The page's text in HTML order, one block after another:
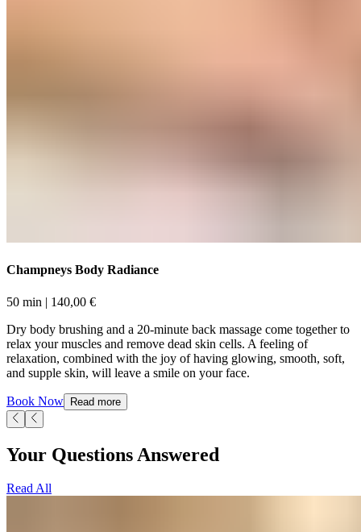
Champneys Body Radiance​​​​‌ ‍ ​‍​‍‌‍ ‌ ​‍‌‍‍‌‌‍‌ ‌‍‍‌‌‍ ‍​‍​‍​ ‍‍​‍​‍‌ ​ ‌‍​‌‌‍ ‍‌‍‍‌‌ ‌​‌ ‍‌​‍ ‍‌‍‍‌‌‍ ​‍​‍​‍ ​​‍​‍‌‍‍​‌ ​‍‌‍‌‌‌‍‌‍​‍​‍​ ‍‍​‍​‍‌‍‍​‌ ‌​‌ ‌​‌ ​​‌ ​ ​ ‍‍​‍ ​‍ ‌‍ ​​‍ ‌‌‍​‌‌‍ ‍‌‍‌​​‍ ‌‌ ​‍​‍ ‌‌‍‍​‌‍ ‌ ‌​‌‍‌‌‌‍ ​‌ ​ ​‍ ‌‌ ​ ‌ ‌​‌ ‌‌‌‍‌​‌‍‍‌‌‍ ​‍ ‍‌ ‌‍‌‍‌‌‌ ​‍‌‍​ ‌‍‌‌‌‍ ​​‍ ‍‌‍​‌‌ ​​‌ ​​​‍ ‌‍‍‌‌‍ ‍‌ ‌​‌‍‌‌‌‍ ‍‌ ‌​​‍ ‌‍‌‌‌‍‌​‌‍‍‌‌ ‌​​‍ ‌‍ ‌‌‍ ‌‍‌​‌‍‌‌​ ‌‌ ​​‌ ​‍‌‍‌‌‌ ​ ‌‍‌‌‌‍ ‍‌ ‌​‌‍​‌‌ ‌​‌‍‍‌‌‍ ‌‍ ‍​ ‍ ‌‍‍‌‌‍‌​​ ‌​ ‌‍​ ‌​‌‍​ ​ ‍‌‌‍‌​‌‍‌‍‌‍​‍‌‍​‌​‍ ‌‌‍​‍​ ​‌​ ​‍​ ‍‌​‍ ‌​ ‌​​ ‌‍‌‍‌​​ ‌‍​‍ ‌​ ‍‌‌‍‌‍​ ​‍‌‍‌‍​‍ ‌​ ‌​​ ‍‌‌‍‌‌​ ‌‌‌‍‌‍​ ​‍​ ​‍‌‍​ ​ ​‍​ ​​​ ‌​​ ‌ ​ ‍ ‌ ‌​‌ ‍‌‌ ​​‌‍‌‌​ ‌‌‍‍​‌‍ ‌ ‌​‌‍‌‌‌‍ ​‌‌‌​‌ ​‍‌‍‌‌‌‍​‌‌ ‌​‌‍ ‌‌‍‌‌‌‍ ‍‌ ‌​​ ‍ ‌ ​​‌‍​‌‌ ‌​‌‍‍​​ ‌‌ ‌​‌‍‍‌‌ ‌​‌‍ ​‌‍‌‌​ ‌‍​‍‌‍​‌‌ ​ ‌‍‌‌‌‌‌‌‌ ​‍‌‍ ​​ ‌‌‍‍​‌ ‌​‌ ‌​‌ ​​‌ ​ ​‍‌‌​ ​ ‌​​‌​‍‌‌​ ​‍‌​‌‍​‍‌‌​ ​‍‌​‌‍‌‍ ​​‍ ‌‌‍​‌‌‍ ‍‌‍‌​​‍ ‌‌ ​‍​‍ ‌‌‍‍​‌‍ ‌ ‌​‌‍‌‌‌‍ ​‌ ​ ​‍ ‌‌ ​ ‌ ‌​‌ ‌‌‌‍‌​‌‍‍‌‌‍ ​‍ ‍‌ ‌‍‌‍‌‌‌ ​‍‌‍​ ‌‍‌‌‌‍ ​​‍ ‍‌‍​‌‌ ​​‌ ​​​‍‌‍‌‍‍‌‌‍‌​​ ‌​ ‌‍​ ‌​‌‍​ ​ ‍‌‌‍‌​‌‍‌‍‌‍​‍‌‍​‌​‍ ‌‌‍​‍​ ​‌​ ​‍​ ‍‌​‍ ‌​ ‌​​ ‌‍‌‍‌​​ ‌‍​‍ ‌​ ‍‌‌‍‌‍​ ​‍‌‍‌‍​‍ ‌​ ‌​​ ‍‌‌‍‌‌​ ‌‌‌‍‌‍​ ​‍​ ​‍‌‍​ ​ ​‍​ ​​​ ‌​​ ‌ ​‍‌‍‌ ‌​‌ ‍‌‌ ​​‌‍‌‌​ ‌‌‍‍​‌‍ ‌ ‌​‌‍‌‌‌‍ ​‌‌‌​‌ ​‍‌‍‌‌‌‍​‌‌ ‌​‌‍ ‌‌‍‌‌‌‍ ‍‌ ‌​​‍‌‍‌ ​​‌‍​‌‌ ‌​‌‍‍​​ ‌‌ ‌​‌‍‍‌‌ ‌​‌‍ ​‌‍‌‌​‍‌‍‌ ​​‌‍‌‌‌ ​‍‌ ​ ‌ ​​‌‍‌‌‌‍​ ‌ ‌​‌‍‍‌‌ ‌‍‌‍‌‌​ ‌‌ ​​‌ ‌‌‌‍​‍‌‍ ​‌‍‍‌‌ ​ ‌‍‍​‌‍‌‌‌‍‌​​‍​‍‌ ‌
50 min​​​​‌ ‍ ​‍​‍‌‍ ‌ ​‍‌‍‍‌‌‍‌ ‌‍‍‌‌‍ ‍​‍​‍​ ‍‍​‍​‍‌ ​ ‌‍​‌‌‍ ‍‌‍‍‌‌ ‌​‌ ‍‌​‍ ‍‌‍‍‌‌‍ ​‍​‍​‍ ​​‍​‍‌‍‍​‌ ​‍‌‍‌‌‌‍‌‍​‍​‍​ ‍‍​‍​‍‌‍‍​‌ ‌​‌ ‌​‌ ​​‌ ​ ​ ‍‍​‍ ​‍ ‌‍ ​​‍ ‌‌‍​‌‌‍ ‍‌‍‌​​‍ ‌‌ ​‍​‍ ‌‌‍‍​‌‍ ‌ ‌​‌‍‌‌‌‍ ​‌ ​ ​‍ ‌‌ ​ ‌ ‌​‌ ‌‌‌‍‌​‌‍‍‌‌‍ ​‍ ‍‌ ‌‍‌‍‌‌‌ ​‍‌‍​ ‌‍‌‌‌‍ ​​‍ ‍‌‍​‌‌ ​​‌ ​​​‍ ‌‍‍‌‌‍ ‍‌ ‌​‌‍‌‌‌‍ ‍‌ ‌​​‍ ‌‍‌‌‌‍‌​‌‍‍‌‌ ‌​​‍ ‌‍ ‌‌‍ ‌‍‌​‌‍‌‌​ ‌‌ ​​‌ ​‍‌‍‌‌‌ ​ ‌‍‌‌‌‍ ‍‌ ‌​‌‍​‌‌ ‌​‌‍‍‌‌‍ ‌‍ ‍​ ‍ ‌‍‍‌‌‍‌​​ ‌​ ‌‍​ ‌​‌‍​ ​ ‍‌‌‍‌​‌‍‌‍‌‍​‍‌‍​‌​‍ ‌‌‍​‍​ ​‌​ ​‍​ ‍‌​‍ ‌​ ‌​​ ‌‍‌‍‌​​ ‌‍​‍ ‌​ ‍‌‌‍‌‍​ ​‍‌‍‌‍​‍ ‌​ ‌​​ ‍‌‌‍‌‌​ ‌‌‌‍‌‍​ ​‍​ ​‍‌‍​ ​ ​‍​ ​​​ ‌​​ ‌ ​ ‍ ‌ ‌​‌ ‍‌‌ ​​‌‍‌‌​ ‌‌‍‍​‌‍ ‌ ‌​‌‍‌‌‌‍ ​‌‌‌​‌ ​‍‌‍‌‌‌‍​‌‌ ‌​‌‍ ‌‌‍‌‌‌‍ ‍‌ ‌​​ ‍ ‌ ​​‌‍​‌‌ ‌​‌‍‍​​ ‌‌ ‌​‌‍‍‌‌‍ ‌‌‍‌‌​ ‌‍​‍‌‍​‌‌ ​ ‌‍‌‌‌‌‌‌‌ ​‍‌‍ ​​ ‌‌‍‍​‌ ‌​‌ ‌​‌ ​​‌ ​ ​‍‌‌​ ​ ‌​​‌​‍‌‌​ ​‍‌​‌‍​‍‌‌​ ​‍‌​‌‍‌‍ ​​‍ ‌‌‍​‌‌‍ ‍‌‍‌​​‍ ‌‌ ​‍​‍ ‌‌‍‍​‌‍ ‌ ‌​‌‍‌‌‌‍ ​‌ ​ ​‍ ‌‌ ​ ‌ ‌​‌ ‌‌‌‍‌​‌‍‍‌‌‍ ​‍ ‍‌ ‌‍‌‍‌‌‌ ​‍‌‍​ ‌‍‌‌‌‍ ​​‍ ‍‌‍​‌‌ ​​‌ ​​​‍‌‍‌‍‍‌‌‍‌​​ ‌​ ‌‍​ ‌​‌‍​ ​ ‍‌‌‍‌​‌‍‌‍‌‍​‍‌‍​‌​‍ ‌‌‍​‍​ ​‌​ ​‍​ ‍‌​‍ ‌​ ‌​​ ‌‍‌‍‌​​ ‌‍​‍ ‌​ ‍‌‌‍‌‍​ ​‍‌‍‌‍​‍ ‌​ ‌​​ ‍‌‌‍‌‌​ ‌‌‌‍‌‍​ ​‍​ ​‍‌‍​ ​ ​‍​ ​​​ ‌​​ ‌ ​‍‌‍‌ ‌​‌ ‍‌‌ ​​‌‍‌‌​ ‌‌‍‍​‌‍ ‌ ‌​‌‍‌‌‌‍ ​‌‌‌​‌ ​‍‌‍‌‌‌‍​‌‌ ‌​‌‍ ‌‌‍‌‌‌‍ ‍‌ ‌​​‍‌‍‌ ​​‌‍​‌‌ ‌​‌‍‍​​ ‌‌ ‌​‌‍‍‌‌‍ ‌‌‍‌‌​‍‌‍‌ ​​‌‍‌‌‌ ​‍‌ ​ ‌ ​​‌‍‌‌‌‍​ ‌ ‌​‌‍‍‌‌ ‌‍‌‍‌‌​ ‌‌ ​​‌ ‌‌‌‍​‍‌‍ ​‌‍‍‌‌ ​ ‌‍‍​‌‍‌‌‌‍‌​​‍​‍‌ ‌ | 140,00 € ​​​​‌ ‍ ​‍​‍‌‍ ‌ ​‍‌‍‍‌‌‍‌ ‌‍‍‌‌‍ ‍​‍​‍​ ‍‍​‍​‍‌ ​ ‌‍​‌‌‍ ‍‌‍‍‌‌ ‌​‌ ‍‌​‍ ‍‌‍‍‌‌‍ ​‍​‍​‍ ​​‍​‍‌‍‍​‌ ​‍‌‍‌‌‌‍‌‍​‍​‍​ ‍‍​‍​‍‌‍‍​‌ ‌​‌ ‌​‌ ​​‌ ​ ​ ‍‍​‍ ​‍ ‌‍ ​​‍ ‌‌‍​‌‌‍ ‍‌‍‌​​‍ ‌‌ ​‍​‍ ‌‌‍‍​‌‍ ‌ ‌​‌‍‌‌‌‍ ​‌ ​ ​‍ ‌‌ ​ ‌ ‌​‌ ‌‌‌‍‌​‌‍‍‌‌‍ ​‍ ‍‌ ‌‍‌‍‌‌‌ ​‍‌‍​ ‌‍‌‌‌‍ ​​‍ ‍‌‍​‌‌ ​​‌ ​​​‍ ‌‍‍‌‌‍ ‍‌ ‌​‌‍‌‌‌‍ ‍‌ ‌​​‍ ‌‍‌‌‌‍‌​‌‍‍‌‌ ‌​​‍ ‌‍ ‌‌‍ ‌‍‌​‌‍‌‌​ ‌‌ ​​‌ ​‍‌‍‌‌‌ ​ ‌‍‌‌‌‍ ‍‌ ‌​‌‍​‌‌ ‌​‌‍‍‌‌‍ ‌‍ ‍​ ‍ ‌‍‍‌‌‍‌​​ ‌​ ‌‍​ ‌​‌‍​ ​ ‍‌‌‍‌​‌‍‌‍‌‍​‍‌‍​‌​‍ ‌‌‍​‍​ ​‌​ ​‍​ ‍‌​‍ ‌​ ‌​​ ‌‍‌‍‌​​ ‌‍​‍ ‌​ ‍‌‌‍‌‍​ ​‍‌‍‌‍​‍ ‌​ ‌​​ ‍‌‌‍‌‌​ ‌‌‌‍‌‍​ ​‍​ ​‍‌‍​ ​ ​‍​ ​​​ ‌​​ ‌ ​ ‍ ‌ ‌​‌ ‍‌‌ ​​‌‍‌‌​ ‌‌‍‍​‌‍ ‌ ‌​‌‍‌‌‌‍ ​‌‌‌​‌ ​‍‌‍‌‌‌‍​‌‌ ‌​‌‍ ‌‌‍‌‌‌‍ ‍‌ ‌​​ ‍ ‌ ​​‌‍​‌‌ ‌​‌‍‍​​ ‌‌ ​​‌ ​‍‌‍‍‌‌‍​ ‌‍‌‌​ ‌‍​‍‌‍​‌‌ ​ ‌‍‌‌‌‌‌‌‌ ​‍‌‍ ​​ ‌‌‍‍​‌ ‌​‌ ‌​‌ ​​‌ ​ ​‍‌‌​ ​ ‌​​‌​‍‌‌​ ​‍‌​‌‍​‍‌‌​ ​‍‌​‌‍‌‍ ​​‍ ‌‌‍​‌‌‍ ‍‌‍‌​​‍ ‌‌ ​‍​‍ ‌‌‍‍​‌‍ ‌ ‌​‌‍‌‌‌‍ ​‌ ​ ​‍ ‌‌ ​ ‌ ‌​‌ ‌‌‌‍‌​‌‍‍‌‌‍ ​‍ ‍‌ ‌‍‌‍‌‌‌ ​‍‌‍​ ‌‍‌‌‌‍ ​​‍ ‍‌‍​‌‌ ​​‌ ​​​‍‌‍‌‍‍‌‌‍‌​​ ‌​ ‌‍​ ‌​‌‍​ ​ ‍‌‌‍‌​‌‍‌‍‌‍​‍‌‍​‌​‍ ‌‌‍​‍​ ​‌​ ​‍​ ‍‌​‍ ‌​ ‌​​ ‌‍‌‍‌​​ ‌‍​‍ ‌​ ‍‌‌‍‌‍​ ​‍‌‍‌‍​‍ ‌​ ‌​​ ‍‌‌‍‌‌​ ‌‌‌‍‌‍​ ​‍​ ​‍‌‍​ ​ ​‍​ ​​​ ‌​​ ‌ ​‍‌‍‌ ‌​‌ ‍‌‌ ​​‌‍‌‌​ ‌‌‍‍​‌‍ ‌ ‌​‌‍‌‌‌‍ ​‌‌‌​‌ ​‍‌‍‌‌‌‍​‌‌ ‌​‌‍ ‌‌‍‌‌‌‍ ‍‌ ‌​​‍‌‍‌ ​​‌‍​‌‌ ‌​‌‍‍​​ ‌‌ ​​‌ ​‍‌‍‍‌‌‍​ ‌‍‌‌​‍‌‍‌ ​​‌‍‌‌‌ ​‍‌ ​ ‌ ​​‌‍‌‌‌‍​ ‌ ‌​‌‍‍‌‌ ‌‍‌‍‌‌​ ‌‌ ​​‌ ‌‌‌‍​‍‌‍ ​‌‍‍‌‌ ​ ‌‍‍​‌‍‌‌‌‍‌​​‍​‍‌ ‌
Dry body brushing and a 20-minute back massage come together to
relax your muscles and remove dead skin cells. A feeling of
relaxation, combined with the joy of having glowing, smooth, soft,
and supple skin, will leave a smile on your face. ​​​​‌ ‍ ​‍​‍‌‍ ‌ ​‍‌‍‍‌‌‍‌ ‌‍‍‌‌‍ ‍​‍​‍​ ‍‍​‍​‍‌ ​ ‌‍​‌‌‍ ‍‌‍‍‌‌ ‌​‌ ‍‌​‍ ‍‌‍‍‌‌‍ ​‍​‍​‍ ​​‍​‍‌‍‍​‌ ​‍‌‍‌‌‌‍‌‍​‍​‍​ ‍‍​‍​‍‌‍‍​‌ ‌​‌ ‌​‌ ​​‌ ​ ​ ‍‍​‍ ​‍ ‌‍ ​​‍ ‌‌‍​‌‌‍ ‍‌‍‌​​‍ ‌‌ ​‍​‍ ‌‌‍‍​‌‍ ‌ ‌​‌‍‌‌‌‍ ​‌ ​ ​‍ ‌‌ ​ ‌ ‌​‌ ‌‌‌‍‌​‌‍‍‌‌‍ ​‍ ‍‌ ‌‍‌‍‌‌‌ ​‍‌‍​ ‌‍‌‌‌‍ ​​‍ ‍‌‍​‌‌ ​​‌ ​​​‍ ‌‍‍‌‌‍ ‍‌ ‌​‌‍‌‌‌‍ ‍‌ ‌​​‍ ‌‍‌‌‌‍‌​‌‍‍‌‌ ‌​​‍ ‌‍ ‌‌‍ ‌‍‌​‌‍‌‌​ ‌‌ ​​‌ ​‍‌‍‌‌‌ ​ ‌‍‌‌‌‍ ‍‌ ‌​‌‍​‌‌ ‌​‌‍‍‌‌‍ ‌‍ ‍​ ‍ ‌‍‍‌‌‍‌​​ ‌​ ‌‍​ ‌​‌‍​ ​ ‍‌‌‍‌​‌‍‌‍‌‍​‍‌‍​‌​‍ ‌‌‍​‍​ ​‌​ ​‍​ ‍‌​‍ ‌​ ‌​​ ‌‍‌‍‌​​ ‌‍​‍ ‌​ ‍‌‌‍‌‍​ ​‍‌‍‌‍​‍ ‌​ ‌​​ ‍‌‌‍‌‌​ ‌‌‌‍‌‍​ ​‍​ ​‍‌‍​ ​ ​‍​ ​​​ ‌​​ ‌ ​ ‍ ‌ ‌​‌ ‍‌‌ ​​‌‍‌‌​ ‌‌‍‍​‌‍ ‌ ‌​‌‍‌‌‌‍ ​‌‌‌​‌ ​‍‌‍‌‌‌‍​‌‌ ‌​‌‍ ‌‌‍‌‌‌‍ ‍‌ ‌​​ ‍ ‌ ​​‌‍​‌‌ ‌​‌‍‍​​ ‌‌‍‌​‌‍‌‌‌ ​ ‌‍​ ‌ ​‍‌‍‍‌‌ ​​‌ ‌​‌‍‍‌‌‍ ‌‍ ‍​ ‌‍​‍‌‍​‌‌ ​ ‌‍‌‌‌‌‌‌‌ ​‍‌‍ ​​ ‌‌‍‍​‌ ‌​‌ ‌​‌ ​​‌ ​ ​‍‌‌​ ​ ‌​​‌​‍‌‌​ ​‍‌​‌‍​‍‌‌​ ​‍‌​‌‍‌‍ ​​‍ ‌‌‍​‌‌‍ ‍‌‍‌​​‍ ‌‌ ​‍​‍ ‌‌‍‍​‌‍ ‌ ‌​‌‍‌‌‌‍ ​‌ ​ ​‍ ‌‌ ​ ‌ ‌​‌ ‌‌‌‍‌​‌‍‍‌‌‍ ​‍ ‍‌ ‌‍‌‍‌‌‌ ​‍‌‍​ ‌‍‌‌‌‍ ​​‍ ‍‌‍​‌‌ ​​‌ ​​​‍‌‍‌‍‍‌‌‍‌​​ ‌​ ‌‍​ ‌​‌‍​ ​ ‍‌‌‍‌​‌‍‌‍‌‍​‍‌‍​‌​‍ ‌‌‍​‍​ ​‌​ ​‍​ ‍‌​‍ ‌​ ‌​​ ‌‍‌‍‌​​ ‌‍​‍ ‌​ ‍‌‌‍‌‍​ ​‍‌‍‌‍​‍ ‌​ ‌​​ ‍‌‌‍‌‌​ ‌‌‌‍‌‍​ ​‍​ ​‍‌‍​ ​ ​‍​ ​​​ ‌​​ ‌ ​‍‌‍‌ ‌​‌ ‍‌‌ ​​‌‍‌‌​ ‌‌‍‍​‌‍ ‌ ‌​‌‍‌‌‌‍ ​‌‌‌​‌ ​‍‌‍‌‌‌‍​‌‌ ‌​‌‍ ‌‌‍‌‌‌‍ ‍‌ ‌​​‍‌‍‌ ​​‌‍​‌‌ ‌​‌‍‍​​ ‌‌‍‌​‌‍‌‌‌ ​ ‌‍​ ‌ ​‍‌‍‍‌‌ ​​‌ ‌​‌‍‍‌‌‍ ‌‍ ‍​‍‌‍‌ ​​‌‍‌‌‌ ​‍‌ ​ ‌ ​​‌‍‌‌‌‍​ ‌ ‌​‌‍‍‌‌ ‌‍‌‍‌‌​ ‌‌ ​​‌ ‌‌‌‍​‍‌‍ ​‌‍‍‌‌ ​ ‌‍‍​‌‍‌‌‌‍‌​​‍​‍‌ ‌
Book Now​​​​‌ ‍ ​‍​‍‌‍ ‌ ​‍‌‍‍‌‌‍‌ ‌‍‍‌‌‍ ‍​‍​‍​ ‍‍​‍​‍‌ ​ ‌‍​‌‌‍ ‍‌‍‍‌‌ ‌​‌ ‍‌​‍ ‍‌‍‍‌‌‍ ​‍​‍​‍ ​​‍​‍‌‍‍​‌ ​‍‌‍‌‌‌‍‌‍​‍​‍​ ‍‍​‍​‍‌‍‍​‌ ‌​‌ ‌​‌ ​​‌ ​ ​ ‍‍​‍ ​‍ ‌‍ ​​‍ ‌‌‍​‌‌‍ ‍‌‍‌​​‍ ‌‌ ​‍​‍ ‌‌‍‍​‌‍ ‌ ‌​‌‍‌‌‌‍ ​‌ ​ ​‍ ‌‌ ​ ‌ ‌​‌ ‌‌‌‍‌​‌‍‍‌‌‍ ​‍ ‍‌ ‌‍‌‍‌‌‌ ​‍‌‍​ ‌‍‌‌‌‍ ​​‍ ‍‌‍​‌‌ ​​‌ ​​​‍ ‌‍‍‌‌‍ ‍‌ ‌​‌‍‌‌‌‍ ‍‌ ‌​​‍ ‌‍‌‌‌‍‌​‌‍‍‌‌ ‌​​‍ ‌‍ ‌‌‍ ‌‍‌​‌‍‌‌​ ‌‌ ​​‌ ​‍‌‍‌‌‌ ​ ‌‍‌‌‌‍ ‍‌ ‌​‌‍​‌‌ ‌​‌‍‍‌‌‍ ‌‍ ‍​ ‍ ‌‍‍‌‌‍‌​​ ‌​ ‌‍​ ‌​‌‍​ ​ ‍‌‌‍‌​‌‍‌‍‌‍​‍‌‍​‌​‍ ‌‌‍​‍​ ​‌​ ​‍​ ‍‌​‍ ‌​ ‌​​ ‌‍‌‍‌​​ ‌‍​‍ ‌​ ‍‌‌‍‌‍​ ​‍‌‍‌‍​‍ ‌​ ‌​​ ‍‌‌‍‌‌​ ‌‌‌‍‌‍​ ​‍​ ​‍‌‍​ ​ ​‍​ ​​​ ‌​​ ‌ ​ ‍ ‌ ‌​‌ ‍‌‌ ​​‌‍‌‌​ ‌‌‍‍​‌‍ ‌ ‌​‌‍‌‌‌‍ ​‌‌‌​‌ ​‍‌‍‌‌‌‍​‌‌ ‌​‌‍ ‌‌‍‌‌‌‍ ‍‌ ‌​​ ‍ ‌ ​​‌‍​‌‌ ‌​‌‍‍​​ ‌‌‍​ ‌ ‌​‌‍​‌​‍ ‍‌‍ ​‌‍​‌‌‍​‍‌‍‌‌‌‍ ​​ ‌‍​‍‌‍​‌‌ ​ ‌‍‌‌‌‌‌‌‌ ​‍‌‍ ​​ ‌‌‍‍​‌ ‌​‌ ‌​‌ ​​‌ ​ ​‍‌‌​ ​ ‌​​‌​‍‌‌​ ​‍‌​‌‍​‍‌‌​ ​‍‌​‌‍‌‍ ​​‍ ‌‌‍​‌‌‍ ‍‌‍‌​​‍ ‌‌ ​‍​‍ ‌‌‍‍​‌‍ ‌ ‌​‌‍‌‌‌‍ ​‌ ​ ​‍ ‌‌ ​ ‌ ‌​‌ ‌‌‌‍‌​‌‍‍‌‌‍ ​‍ ‍‌ ‌‍‌‍‌‌‌ ​‍‌‍​ ‌‍‌‌‌‍ ​​‍ ‍‌‍​‌‌ ​​‌ ​​​‍‌‍‌‍‍‌‌‍‌​​ ‌​ ‌‍​ ‌​‌‍​ ​ ‍‌‌‍‌​‌‍‌‍‌‍​‍‌‍​‌​‍ ‌‌‍​‍​ ​‌​ ​‍​ ‍‌​‍ ‌​ ‌​​ ‌‍‌‍‌​​ ‌‍​‍ ‌​ ‍‌‌‍‌‍​ ​‍‌‍‌‍​‍ ‌​ ‌​​ ‍‌‌‍‌‌​ ‌‌‌‍‌‍​ ​‍​ ​‍‌‍​ ​ ​‍​ ​​​ ‌​​ ‌ ​‍‌‍‌ ‌​‌ ‍‌‌ ​​‌‍‌‌​ ‌‌‍‍​‌‍ ‌ ‌​‌‍‌‌‌‍ ​‌‌‌​‌ ​‍‌‍‌‌‌‍​‌‌ ‌​‌‍ ‌‌‍‌‌‌‍ ‍‌ ‌​​‍‌‍‌ ​​‌‍​‌‌ ‌​‌‍‍​​ ‌‌‍​ ‌ ‌​‌‍​‌​‍ ‍‌‍ ​‌‍​‌‌‍​‍‌‍‌‌‌‍ ​​‍‌‍‌ ​​‌‍‌‌‌ ​‍‌ ​ ‌ ​​‌‍‌‌‌‍​ ‌ ‌​‌‍‍‌‌ ‌‍‌‍‌‌​ ‌‌ ​​‌ ‌‌‌‍​‍‌‍ ​‌‍‍‌‌ ​ ‌‍‍​‌‍‌‌‌‍‌​​‍​‍‌ ‌ Read more
Your Questions Answered​​​​‌ ‍ ​‍​‍‌‍ ‌ ​‍‌‍‍‌‌‍‌ ‌‍‍‌‌‍ ‍​‍​‍​ ‍‍​‍​‍‌ ​ ‌‍​‌‌‍ ‍‌‍‍‌‌ ‌​‌ ‍‌​‍ ‍‌‍‍‌‌‍ ​‍​‍​‍ ​​‍​‍‌‍‍​‌ ​‍‌‍‌‌‌‍‌‍​‍​‍​ ‍‍​‍​‍‌‍‍​‌ ‌​‌ ‌​‌ ​​‌ ​ ​ ‍‍​‍ ​‍ ‌‍ ​​‍ ‌‌‍​‌‌‍ ‍‌‍‌​​‍ ‌‌ ​‍​‍ ‌‌‍‍​‌‍ ‌ ‌​‌‍‌‌‌‍ ​‌ ​ ​‍ ‌‌ ​ ‌ ‌​‌ ‌‌‌‍‌​‌‍‍‌‌‍ ​‍ ‍‌ ‌‍‌‍‌‌‌ ​‍‌‍​ ‌‍‌‌‌‍ ​​‍ ‍‌‍​‌‌ ​​‌ ​​​‍ ‌‍‍‌‌‍ ‍‌ ‌​‌‍‌‌‌‍ ‍‌ ‌​​‍ ‌‍‌‌‌‍‌​‌‍‍‌‌ ‌​​‍ ‌‍ ‌‌‍ ‌‍‌​‌‍‌‌​ ‌‌ ​​‌ ​‍‌‍‌‌‌ ​ ‌‍‌‌‌‍ ‍‌ ‌​‌‍​‌‌ ‌​‌‍‍‌‌‍ ‌‍ ‍​ ‍ ‌‍‍‌‌‍‌​​ ‌​ ​​​ ‌​​ ‌ ‌‍​‍​ ‌‍​ ​‍‌‍​‍​ ​‍​‍ ‌​ ​ ​ ​‍​ ‌‍​ ‌​​‍ ‌​ ‌​​ ​​​ ‍​‌‍‌​​‍ ‌‌‍​‍​ ‌ ‌‍​‍‌‍​ ​‍ ‌‌‍​ ​ ‌​‌‍​‌‌‍​‍‌‍‌‌​ ‌‌​ ‍‌​ ‌ ​ ‍‌​ ‍​‌‍‌‍​ ‍​​ ‍ ‌ ‌​‌ ‍‌‌ ​​‌‍‌‌​ ‌‌‍‍​‌‍ ‌ ‌​‌‍‌‌‌‍ ​‌‌​ ‌‍‍‌‌ ‌​‌‍‌‌‌‌​​‌‍​‌‌‍‌ ‌‍‌‌​ ‍ ‌ ​​‌‍​‌‌ ‌​‌‍‍​​ ‌‌ ​​‌‍​‌‌‍‌ ‌‍‌‌‌​​‍‌ ‌‌‌‍‍‌‌‍ ​‌‍‌​‌‍‌‌‌ ​‍​‍‌‌​ ‌‌‌​​‍‌‌ ‌‍‍ ‌‍‌‌‌ ‍‌​‍‌‌​ ​ ‌​‌​​‍‌‌​ ​ ‌​‌​​‍‌‌​ ​‍​ ​‍​ ​‌​ ​​‌‍​‌​ ‍​​ ‌​‌‍​‍​ ​‍​ ‌‌‌‍​‌​ ​ ‌‍​‌​ ​ ​‍‌‌​ ​‍​ ​‍​‍‌‌​ ‌‌‌​‌​​‍ ‍‌‍‍​‌‍‌‌‌‍​‌‌‍‌​‌‍‍‌‌‍ ‍‌‍‌ ​ ‌‍​‍‌‍​‌‌ ​ ‌‍‌‌‌‌‌‌‌ ​‍‌‍ ​​ ‌‌‍‍​‌ ‌​‌ ‌​‌ ​​‌ ​ ​‍‌‌​ ​ ‌​​‌​‍‌‌​ ​‍‌​‌‍​‍‌‌​ ​‍‌​‌‍‌‍ ​​‍ ‌‌‍​‌‌‍ ‍‌‍‌​​‍ ‌‌ ​‍​‍ ‌‌‍‍​‌‍ ‌ ‌​‌‍‌‌‌‍ ​‌ ​ ​‍ ‌‌ ​ ‌ ‌​‌ ‌‌‌‍‌​‌‍‍‌‌‍ ​‍ ‍‌ ‌‍‌‍‌‌‌ ​‍‌‍​ ‌‍‌‌‌‍ ​​‍ ‍‌‍​‌‌ ​​‌ ​​​‍‌‍‌‍‍‌‌‍‌​​ ‌​ ​​​ ‌​​ ‌ ‌‍​‍​ ‌‍​ ​‍‌‍​‍​ ​‍​‍ ‌​ ​ ​ ​‍​ ‌‍​ ‌​​‍ ‌​ ‌​​ ​​​ ‍​‌‍‌​​‍ ‌‌‍​‍​ ‌ ‌‍​‍‌‍​ ​‍ ‌‌‍​ ​ ‌​‌‍​‌‌‍​‍‌‍‌‌​ ‌‌​ ‍‌​ ‌ ​ ‍‌​ ‍​‌‍‌‍​ ‍​​‍‌‍‌ ‌​‌ ‍‌‌ ​​‌‍‌‌​ ‌‌‍‍​‌‍ ‌ ‌​‌‍‌‌‌‍ ​‌‌​ ‌‍‍‌‌ ‌​‌‍‌‌‌‌​​‌‍​‌‌‍‌ ‌‍‌‌​‍‌‍‌ ​​‌‍​‌‌ ‌​‌‍‍​​ ‌‌ ​​‌‍​‌‌‍‌ ‌‍‌‌‌​​‍‌ ‌‌‌‍‍‌‌‍ ​‌‍‌​‌‍‌‌‌ ​‍​‍‌‌​ ‌‌‌​​‍‌‌ ‌‍‍ ‌‍‌‌‌ ‍‌​‍‌‌​ ​ ‌​‌​​‍‌‌​ ​ ‌​‌​​‍‌‌​ ​‍​ ​‍​ ​‌​ ​​‌‍​‌​ ‍​​ ‌​‌‍​‍​ ​‍​ ‌‌‌‍​‌​ ​ ‌‍​‌​ ​ ​‍‌‌​ ​‍​ ​‍​‍‌‌​ ‌‌‌​‌​​‍ ‍‌‍‍​‌‍‌‌‌‍​‌‌‍‌​‌‍‍‌‌‍ ‍‌‍‌ ​‍‌‍‌ ​​‌‍‌‌‌ ​‍‌ ​ ‌ ​​‌‍‌‌‌‍​ ‌ ‌​‌‍‍‌‌ ‌‍‌‍‌‌​ ‌‌ ​​‌ ‌‌‌‍​‍‌‍ ​‌‍‍‌‌ ​ ‌‍‍​‌‍‌‌‌‍‌​​‍​‍‌ ‌
Read All​​​​‌ ‍ ​‍​‍‌‍ ‌ ​‍‌‍‍‌‌‍‌ ‌‍‍‌‌‍ ‍​‍​‍​ ‍‍​‍​‍‌ ​ ‌‍​‌‌‍ ‍‌‍‍‌‌ ‌​‌ ‍‌​‍ ‍‌‍‍‌‌‍ ​‍​‍​‍ ​​‍​‍‌‍‍​‌ ​‍‌‍‌‌‌‍‌‍​‍​‍​ ‍‍​‍​‍‌‍‍​‌ ‌​‌ ‌​‌ ​​‌ ​ ​ ‍‍​‍ ​‍ ‌‍ ​​‍ ‌‌‍​‌‌‍ ‍‌‍‌​​‍ ‌‌ ​‍​‍ ‌‌‍‍​‌‍ ‌ ‌​‌‍‌‌‌‍ ​‌ ​ ​‍ ‌‌ ​ ‌ ‌​‌ ‌‌‌‍‌​‌‍‍‌‌‍ ​‍ ‍‌ ‌‍‌‍‌‌‌ ​‍‌‍​ ‌‍‌‌‌‍ ​​‍ ‍‌‍​‌‌ ​​‌ ​​​‍ ‌‍‍‌‌‍ ‍‌ ‌​‌‍‌‌‌‍ ‍‌ ‌​​‍ ‌‍‌‌‌‍‌​‌‍‍‌‌ ‌​​‍ ‌‍ ‌‌‍ ‌‍‌​‌‍‌‌​ ‌‌ ​​‌ ​‍‌‍‌‌‌ ​ ‌‍‌‌‌‍ ‍‌ ‌​‌‍​‌‌ ‌​‌‍‍‌‌‍ ‌‍ ‍​ ‍ ‌‍‍‌‌‍‌​​ ‌​ ​​​ ‌​​ ‌ ‌‍​‍​ ‌‍​ ​‍‌‍​‍​ ​‍​‍ ‌​ ​ ​ ​‍​ ‌‍​ ‌​​‍ ‌​ ‌​​ ​​​ ‍​‌‍‌​​‍ ‌‌‍​‍​ ‌ ‌‍​‍‌‍​ ​‍ ‌‌‍​ ​ ‌​‌‍​‌‌‍​‍‌‍‌‌​ ‌‌​ ‍‌​ ‌ ​ ‍‌​ ‍​‌‍‌‍​ ‍​​ ‍ ‌ ‌​‌ ‍‌‌ ​​‌‍‌‌​ ‌‌‍‍​‌‍ ‌ ‌​‌‍‌‌‌‍ ​‌‌​ ‌‍‍‌‌ ‌​‌‍‌‌‌‌​​‌‍​‌‌‍‌ ‌‍‌‌​ ‍ ‌ ​​‌‍​‌‌ ‌​‌‍‍​​ ‌‌ ​​‌‍​‌‌‍‌ ‌‍‌‌‌​​‍‌ ‌‌‌‍‍‌‌‍ ​‌‍‌​‌‍‌‌‌ ​‍​‍‌‌​ ‌‌‌​​‍‌‌ ‌‍‍ ‌‍‌‌‌ ‍‌​‍‌‌​ ​ ‌​‌​​‍‌‌​ ​ ‌​‌​​‍‌‌​ ​‍​ ​‍​ ​‌​ ​​‌‍​‌​ ‍​​ ‌​‌‍​‍​ ​‍​ ‌‌‌‍​‌​ ​ ‌‍​‌​ ​ ​‍‌‌​ ​‍​ ​‍​‍‌‌​ ‌‌‌​‌​​‍ ‍‌ ​ ‌‍‌‌‌‍​ ‌‍ ‌‍ ‍‌‍‌​‌‍​‌‌ ​‍‌ ‍‌‌​​ ‌ ‌​‌‍​‌​‍ ‍‌‍ ​‌‍​‌‌‍​‍‌‍‌‌‌‍ ​​ ‌‍​‍‌‍​‌‌ ​ ‌‍‌‌‌‌‌‌‌ ​‍‌‍ ​​ ‌‌‍‍​‌ ‌​‌ ‌​‌ ​​‌ ​ ​‍‌‌​ ​ ‌​​‌​‍‌‌​ ​‍‌​‌‍​‍‌‌​ ​‍‌​‌‍‌‍ ​​‍ ‌‌‍​‌‌‍ ‍‌‍‌​​‍ ‌‌ ​‍​‍ ‌‌‍‍​‌‍ ‌ ‌​‌‍‌‌‌‍ ​‌ ​ ​‍ ‌‌ ​ ‌ ‌​‌ ‌‌‌‍‌​‌‍‍‌‌‍ ​‍ ‍‌ ‌‍‌‍‌‌‌ ​‍‌‍​ ‌‍‌‌‌‍ ​​‍ ‍‌‍​‌‌ ​​‌ ​​​‍‌‍‌‍‍‌‌‍‌​​ ‌​ ​​​ ‌​​ ‌ ‌‍​‍​ ‌‍​ ​‍‌‍​‍​ ​‍​‍ ‌​ ​ ​ ​‍​ ‌‍​ ‌​​‍ ‌​ ‌​​ ​​​ ‍​‌‍‌​​‍ ‌‌‍​‍​ ‌ ‌‍​‍‌‍​ ​‍ ‌‌‍​ ​ ‌​‌‍​‌‌‍​‍‌‍‌‌​ ‌‌​ ‍‌​ ‌ ​ ‍‌​ ‍​‌‍‌‍​ ‍​​‍‌‍‌ ‌​‌ ‍‌‌ ​​‌‍‌‌​ ‌‌‍‍​‌‍ ‌ ‌​‌‍‌‌‌‍ ​‌‌​ ‌‍‍‌‌ ‌​‌‍‌‌‌‌​​‌‍​‌‌‍‌ ‌‍‌‌​‍‌‍‌ ​​‌‍​‌‌ ‌​‌‍‍​​ ‌‌ ​​‌‍​‌‌‍‌ ‌‍‌‌‌​​‍‌ ‌‌‌‍‍‌‌‍ ​‌‍‌​‌‍‌‌‌ ​‍​‍‌‌​ ‌‌‌​​‍‌‌ ‌‍‍ ‌‍‌‌‌ ‍‌​‍‌‌​ ​ ‌​‌​​‍‌‌​ ​ ‌​‌​​‍‌‌​ ​‍​ ​‍​ ​‌​ ​​‌‍​‌​ ‍​​ ‌​‌‍​‍​ ​‍​ ‌‌‌‍​‌​ ​ ‌‍​‌​ ​ ​‍‌‌​ ​‍​ ​‍​‍‌‌​ ‌‌‌​‌​​‍ ‍‌ ​ ‌‍‌‌‌‍​ ‌‍ ‌‍ ‍‌‍‌​‌‍​‌‌ ​‍‌ ‍‌‌​​ ‌ ‌​‌‍​‌​‍ ‍‌‍ ​‌‍​‌‌‍​‍‌‍‌‌‌‍ ​​‍‌‍‌ ​​‌‍‌‌‌ ​‍‌ ​ ‌ ​​‌‍‌‌‌‍​ ‌ ‌​‌‍‍‌‌ ‌‍‌‍‌‌​ ‌‌ ​​‌ ‌‌‌‍​‍‌‍ ​‌‍‍‌‌ ​ ‌‍‍​‌‍‌‌‌‍‌​​‍​‍‌ ‌